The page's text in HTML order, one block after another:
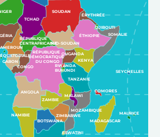
SOUDAN
ÉRYTHRÉE
DJIBOUTI
ÉTHIOPIE
KENYA
CONGO
GABON
TCHAD
RÉPUBLIQUE
CENTRAFRICAINE
OUGANDA
RWANDA
BURUNDI
SOMALIE
TANZANIE
MALAWI
MOZAMBIQUE
MADAGASCAR
BOTSWANA
NAMIBIE
ZAMBIE
ANGOLA
RÉPUBLIQUE
DÉMOCRATIQUE
DU CONGO
ZIMBABWE
COMORES
ESWATINI
SUD-SOUDAN
SEYCHELLES
MAURICE